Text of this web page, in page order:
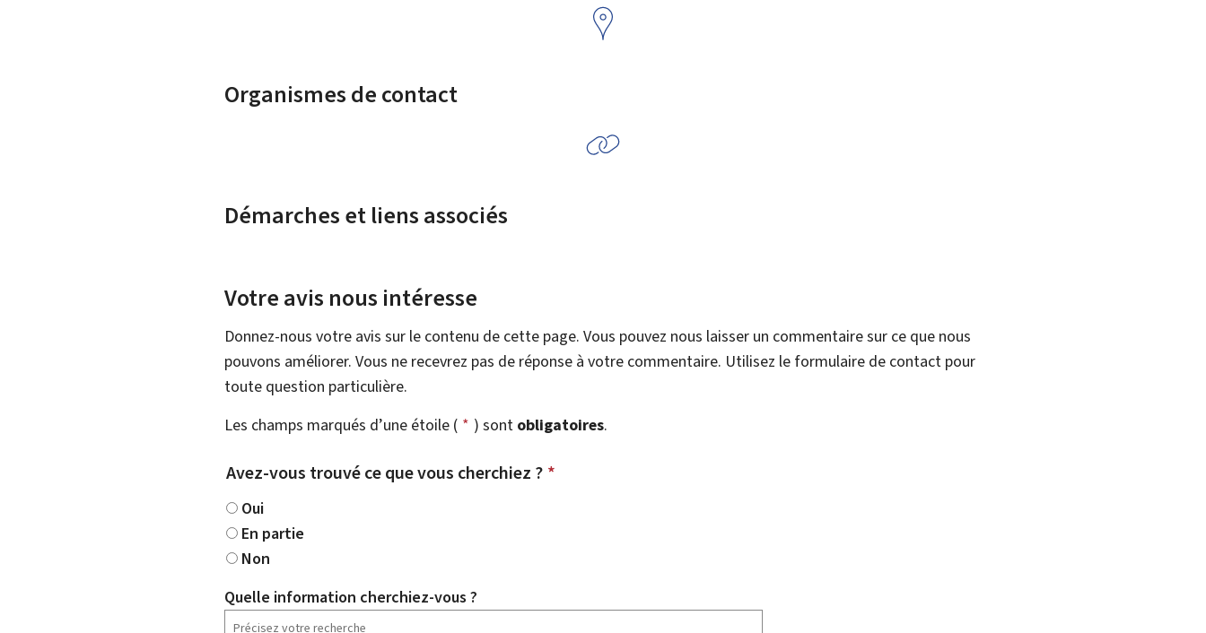
Organismes de contact
Démarches et liens associés
Votre avis nous intéresse
Donnez-nous votre avis sur le contenu de cette page. Vous pouvez nous laisser un commentaire sur ce que nous
pouvons améliorer. Vous ne recevrez pas de réponse à votre commentaire. Utilisez le formulaire de contact pour
toute question particulière.
Les champs marqués d’une étoile ( * ) sont obligatoires.
Avez-vous trouvé ce que vous cherchiez ? *
Oui
En partie
Non
Quelle information cherchiez-vous ?